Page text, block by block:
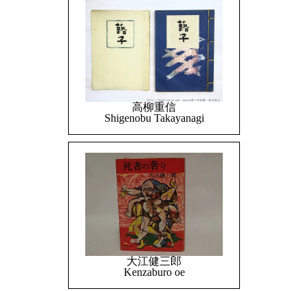
高柳重信
Shigenobu Takayanagi
大江健三郎
Kenzaburo oe